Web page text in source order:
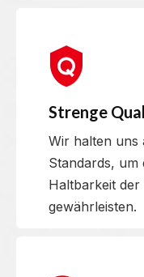
Strenge
Wir halten uns
Standards, um
Haltbarkeit
gewährleisten.